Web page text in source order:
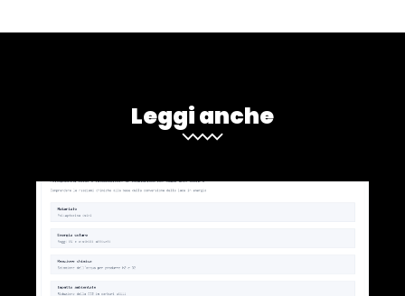
Leggi anche